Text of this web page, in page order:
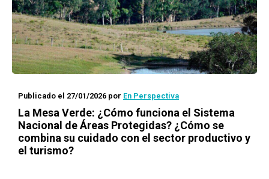
Publicado el 27/01/2026 por En Perspectiva
La Mesa Verde: ¿Cómo funciona el Sistema
Nacional de Áreas Protegidas? ¿Cómo se
combina su cuidado con el sector productivo y
el turismo?